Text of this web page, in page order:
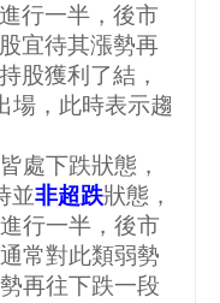
行一半，後市
宜待其漲勢再
股獲利了結，
場，此時表示趨
處下跌狀態，
並非超跌狀態，
行一半，後市
常對此類弱勢
再往下跌一段